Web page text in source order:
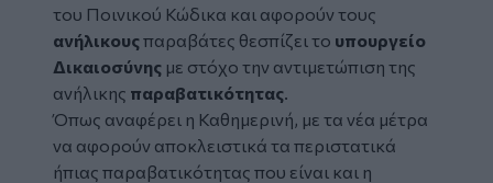
του Ποινικού Κώδικα και αφορούν τους
ανήλικουςπαραβάτες θεσπίζει το υπουργείο
Δικαιοσύνης με στόχο την αντιμετώπιση της
ανήλικης παραβατικότητας.
Όπως αναφέρει η Καθημερινή, με τα νέα μέτρα
να αφορούν αποκλειστικά τα περιστατικά
ήπιας παραβατικότητας που είναι και η